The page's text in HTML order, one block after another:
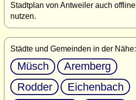
Stadtplan von Antweiler auch offline
nutzen.
Städte und Gemeinden in der Nähe:
Müsch
Aremberg
Rodder
Eichenbach